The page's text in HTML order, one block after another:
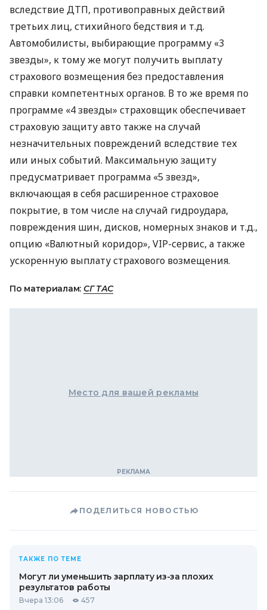
вследствиеДТП, противоправных действий
третьих лиц, стихийного бедствия и т.д.
Автомобилисты, выбирающие программу «3
звезды», к тому же могут получить выплату
страхового возмещения без предоставления
справки компетентных органов. В то же время по
программе «4 звезды» страховщик обеспечивает
страховую защиту авто также на случай
незначительных повреждений вследствие тех
или иных событий. Максимальную защиту
предусматривает программа «5 звезд»,
включающая в себя расширенное страховое
покрытие, в том числе на случай гидроудара,
повреждения шин, дисков, номерных знаков и т.д.,
опцию «Валютный коридор», VIP-сервис, а также
ускоренную выплату страхового возмещения.
По материалам: СГ ТАС
Место для вашей рекламы
ПОДЕЛИТЬСЯ НОВОСТЬЮ
ТАКЖЕ ПО ТЕМЕ
Могут ли уменьшить зарплату из-за плохих
результатов работы
Вчера 13:06 457